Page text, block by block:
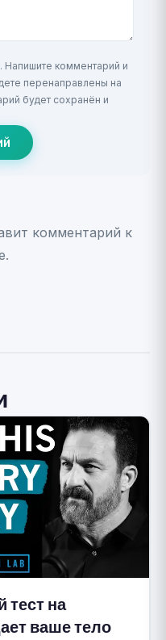
Напишите комментарий и
перенаправлены на
будет сохранён и
комментарий к
тест на
ваше тело